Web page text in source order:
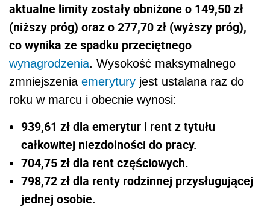
aktualne limity zostały obniżone o 149,50 zł
(niższy próg) oraz o 277,70 zł (wyższy próg),
co wynika ze spadku przeciętnego
wynagrodzenia. Wysokość maksymalnego
zmniejszenia emerytury jest ustalana raz do
roku w marcu i obecnie wynosi:
939,61 zł dla emerytur i rent z tytułu
całkowitej niezdolności do pracy.
704,75 zł dla rent częściowych.
798,72 zł dla renty rodzinnej przysługującej
jednej osobie.